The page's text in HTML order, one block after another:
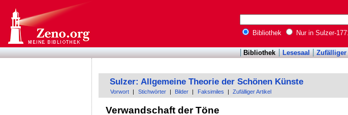
Bibliothek Nur in Sulzer-
Bibliothek Lesesaal
Sulzer: Allgemeine Theorie der Schönen Künste
Vorwort Stichwörter Bilder Faksimiles Zufälliger Artikel
Verwandschaft der Töne